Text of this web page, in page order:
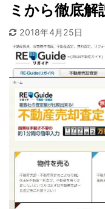
ミから徹底解
2018年4月25日